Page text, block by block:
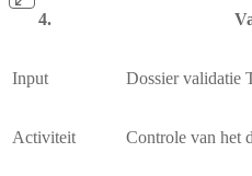
Input Dossier validatie
Activiteit Controle van het